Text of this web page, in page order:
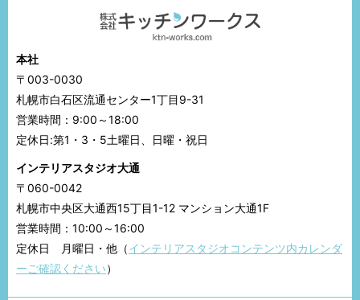
本社
〒003-0030
札幌市白石区流通センター1丁目9-31
営業時間：9:00～18:00
定休日:第1・3・5土曜日、日曜・祝日
インテリアスタジオ大通
〒060-0042
札幌市中央区大通西15丁目1-12 マンション大通1F
営業時間：10:00～16:00
定休日 月曜日・他（インテリアスタジオコンテンツ内カレンダ
ーご確認ください）